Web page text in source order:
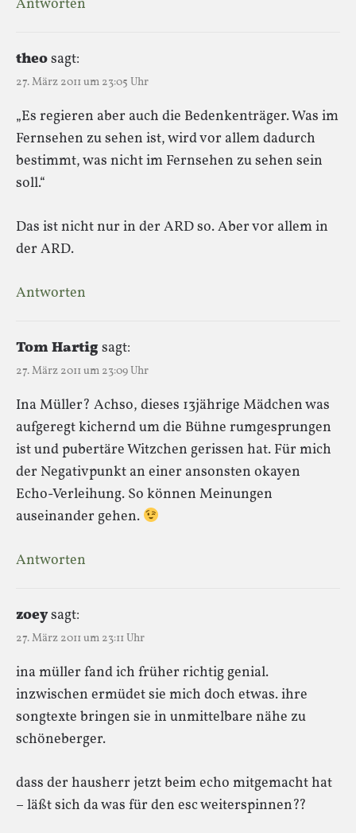
Antworten
theosagt:
27. März 2011 um 23:05 Uhr
„Es regieren aber auch die Bedenkenträger. Was im
Fernsehen zu sehen ist, wird vor allem dadurch
bestimmt, was nicht im Fernsehen zu sehen sein
soll.“
Das ist nicht nur in der ARD so. Aber vor allem in
der ARD.
Antworten
Tom Hartigsagt:
27. März 2011 um 23:09 Uhr
Ina Müller? Achso, dieses 13jährige Mädchen was
aufgeregt kichernd um die Bühne rumgesprungen
ist und pubertäre Witzchen gerissen hat. Für mich
der Negativpunkt an einer ansonsten okayen
Echo-Verleihung. So können Meinungen
auseinander gehen.
Antworten
zoeysagt:
27. März 2011 um 23:11 Uhr
ina müller fand ich früher richtig genial.
inzwischen ermüdet sie mich doch etwas. ihre
songtexte bringen sie in unmittelbare nähe zu
schöneberger.
dass der hausherr jetzt beim echo mitgemacht hat
– läßt sich da was für den esc weiterspinnen??